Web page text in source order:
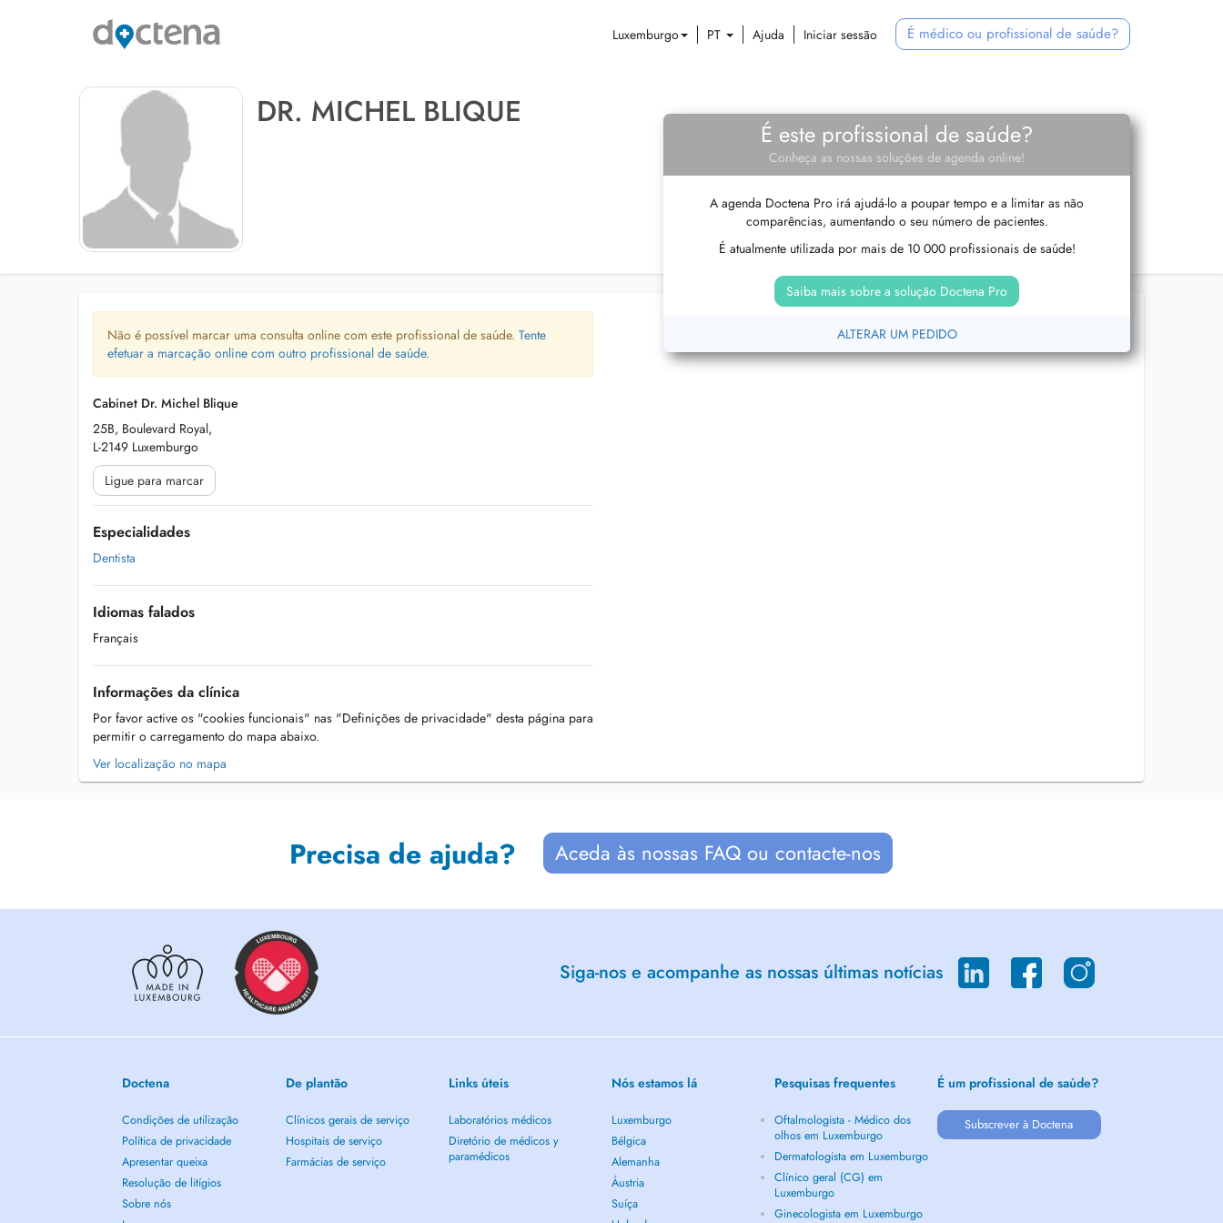
Luxemburgo PT Ajuda Iniciar sessão É médico ou profissional de saúde?
DR. MICHEL BLIQUE
É este profissional de saúde?
Conheça as nossas soluções de agenda online!
A agenda Doctena Pro irá ajudá-lo a poupar tempo e a limitar as não
comparências, aumentando o seu número de pacientes.
É atualmente utilizada por mais de 10 000 profissionais de saúde!
Saiba mais sobre a solução Doctena Pro
ALTERAR UM PEDIDO
Não é possível marcar uma consulta online com este profissional de saúde. Tente
efetuar a marcação online com outro profissional de saúde.
Cabinet Dr. Michel Blique
25B, Boulevard Royal,
L-2149 Luxemburgo
Ligue para marcar
Especialidades
Dentista
Idiomas falados
Français
Informações da clínica
Por favor active os "cookies funcionais" nas "Definições de privacidade" desta página para
permitir o carregamento do mapa abaixo.
Ver localização no mapa
Precisa de ajuda? Aceda às nossas FAQ ou contacte-nos
Siga-nos e acompanhe as nossas últimas notícias
Doctena
Condições de utilização
Política de privacidade
Apresentar queixa
Resolução de litígios
Sobre nós
De plantão
Clínicos gerais de serviço
Hospitais de serviço
Farmácias de serviço
Links úteis
Laboratórios médicos
Diretório de médicos y
paramédicos
Nós estamos lá
Luxemburgo
Bélgica
Alemanha
Áustria
Suíça
Pesquisas frequentes
Oftalmologista - Médico dos
olhos em Luxemburgo
Dermatologista em Luxemburgo
Clínico geral (CG) em
Luxemburgo
Ginecologista em Luxemburgo
É um profissional de saúde?
Subscrever à Doctena